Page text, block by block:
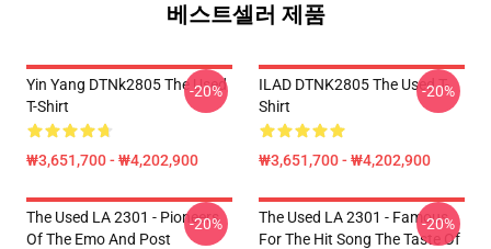
베스트셀러 제품
Yin Yang DTNk2805 The Used
T-Shirt
₩3,651,700 - ₩4,202,900
-20%
ILAD DTNK2805 The Used T-
Shirt
₩3,651,700 - ₩4,202,900
-20%
The Used LA 2301 - Pioneers
Of The Emo And Post
-20%
The Used LA 2301 - Famous
For The Hit Song The Taste Of
-20%